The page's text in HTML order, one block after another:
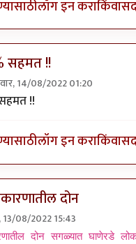
लॉग इन कराकिंवा
सहमत !!
14/08/2022 01:20
क्लिंटन, हा अत्यंत
!!
लॉग इन कराकिंवा
दोन
13/08/2022 15:43
दोन सगळ्यात घाणेरडे